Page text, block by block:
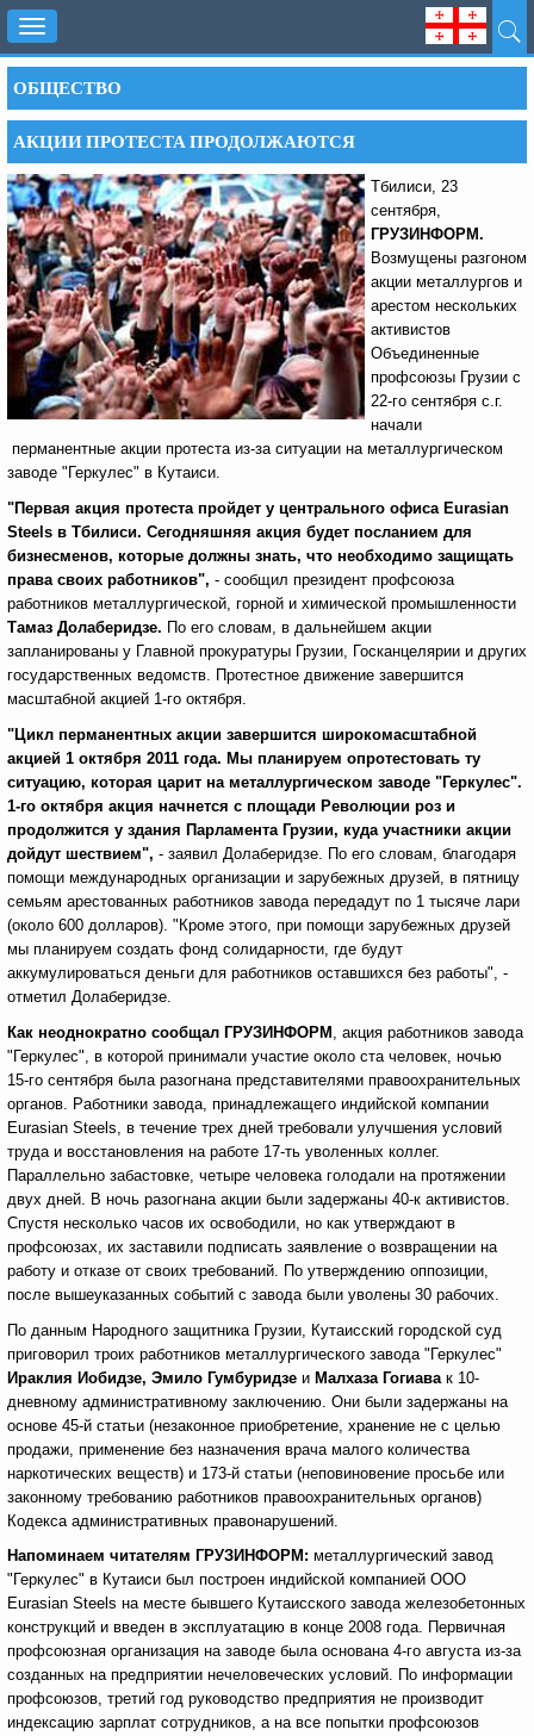
Toggle
navigation
ОБЩЕСТВО
АКЦИИ ПРОТЕСТА ПРОДОЛЖАЮТСЯ
Тбилиси, 23
сентября,
ГРУЗИНФОРМ.
Возмущены разгоном
акции металлургов и
арестом нескольких
активистов
Объединенные
профсоюзы Грузии с
22-го сентября с.г.
начали
перманентные акции протеста из-за ситуации на металлургическом
заводе "Геркулес" в Кутаиси.
"Первая акция протеста пройдет у центрального офиса Eurasian
Steels в Тбилиси. Сегодняшняя акция будет посланием для
бизнесменов, которые должны знать, что необходимо защищать
права своих работников", - сообщил президент профсоюза
работников металлургической, горной и химической промышленности
Тамаз Долаберидзе. По его словам, в дальнейшем акции
запланированы у Главной прокуратуры Грузии, Госканцелярии и других
государственных ведомств. Протестное движение завершится
масштабной акцией 1-го октября.
"Цикл перманентных акции завершится широкомасштабной
акцией 1 октября 2011 года. Мы планируем опротестовать ту
ситуацию, которая царит на металлургическом заводе "Геркулес".
1-го октября акция начнется с площади Революции роз и
продолжится у здания Парламента Грузии, куда участники акции
дойдут шествием", - заявил Долаберидзе. По его словам, благодаря
помощи международных организации и зарубежных друзей, в пятницу
семьям арестованных работников завода передадут по 1 тысяче лари
(около 600 долларов). "Кроме этого, при помощи зарубежных друзей
мы планируем создать фонд солидарности, где будут
аккумулироваться деньги для работников оставшихся без работы", -
отметил Долаберидзе.
Как неоднократно сообщал ГРУЗИНФОРМ , акция работников завода
"Геркулес", в которой принимали участие около ста человек, ночью
15-го сентября была разогнана представителями правоохранительных
органов. Работники завода, принадлежащего индийской компании
Eurasian Steels, в течение трех дней требовали улучшения условий
труда и восстановления на работе 17-ть уволенных коллег.
Параллельно забастовке, четыре человека голодали на протяжении
двух дней. В ночь разогнана акции были задержаны 40-к активистов.
Спустя несколько часов их освободили, но как утверждают в
профсоюзах, их заставили подписать заявление о возвращении на
работу и отказе от своих требований. По утверждению оппозиции,
после вышеуказанных событий с завода были уволены 30 рабочих.
По данным Народного защитника Грузии, Кутаисский городской суд
приговорил троих работников металлургического завода "Геркулес"
Ираклия Иобидзе, Эмило Гумбуридзе и Малхаза Гогиавак 10-
дневному административному заключению. Они были задержаны на
основе 45-й статьи (незаконное приобретение, хранение не с целью
продажи, применение без назначения врача малого количества
наркотических веществ) и 173-й статьи (неповиновение просьбе или
законному требованию работников правоохранительных органов)
Кодекса административных правонарушений.
Напоминаем читателям ГРУЗИНФОРМ: металлургический завод
"Геркулес" в Кутаиси был построен индийской компанией ООО
Eurasian Steels на месте бывшего Кутаисского завода железобетонных
конструкций и введен в эксплуатацию в конце 2008 года. Первичная
профсоюзная организация на заводе была основана 4-го августа из-за
созданных на предприятии нечеловеческих условий. По информации
профсоюзов, третий год руководство предприятия не производит
индексацию зарплат сотрудников, а на все попытки профсоюзов